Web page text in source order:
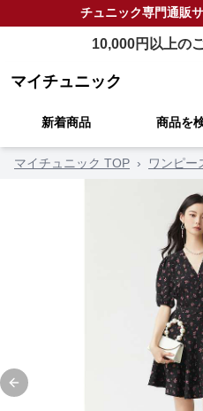
チュニック専門通販
10,000円以上の
マイチュニック
新着商品 商品を
マイチュニック TOP › ワンピー
Previous slide